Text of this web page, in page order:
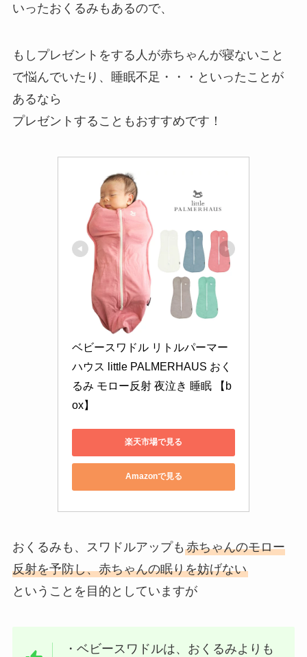
いったおくるみもあるので、
もしプレゼントをする人が赤ちゃんが寝ないこと
で悩んでいたり、睡眠不足・・・といったことが
あるなら
プレゼントすることもおすすめです！
ベビースワドル リトルパーマー
ハウス little PALMERHAUS おく
るみ モロー反射 夜泣き 睡眠 【b
ox】
楽天市場で見る
Amazonで見る
おくるみも、スワドルアップも 赤ちゃんのモロー
反射を予防し、赤ちゃんの眠りを妨げない
ということを目的としていますが
・ベビースワドルは、おくるみよりも